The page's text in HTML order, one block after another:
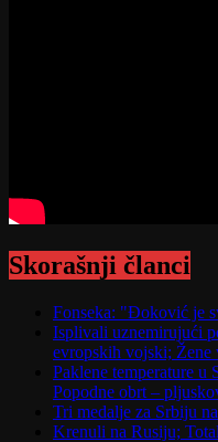
Skorašnji članci
Fonseka: "Đoković je
Isplivali uznemirujući
evropskih vojski; Žene
Paklene temperature u
Popodne obrt –
Tri medalje za Srbiju
Krenuli na Rusiju;